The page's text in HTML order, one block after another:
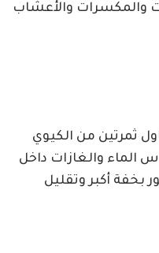
والمكسرات والأعشاب
ثمرتين من الكيوي
الماء والغازات داخل
بخفة أكبر وتقليل